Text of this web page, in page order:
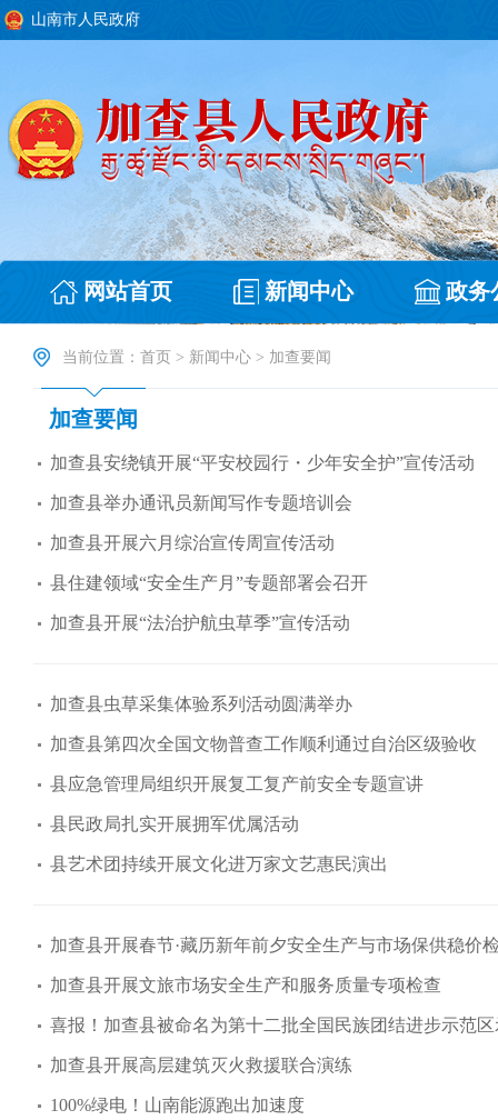
山南市人民政府
网站首页 新闻中心 政务
当前位置： 首页 > 新闻中心 > 加查要闻
加查要闻
加查县安绕镇开展“平安校园行・少年安全护”宣传活动
加查县举办通讯员新闻写作专题培训会
加查县开展六月综治宣传周宣传活动
县住建领域“安全生产月”专题部署会召开
加查县开展“法治护航虫草季”宣传活动
加查县虫草采集体验系列活动圆满举办
加查县第四次全国文物普查工作顺利通过自治区级验收
县应急管理局组织开展复工复产前安全专题宣讲
县民政局扎实开展拥军优属活动
县艺术团持续开展文化进万家文艺惠民演出
加查县开展春节·藏历新年前夕安全生产与市场保供稳价
加查县开展文旅市场安全生产和服务质量专项检查
喜报！加查县被命名为第十二批全国民族团结进步示范
加查县开展高层建筑灭火救援联合演练
100%绿电！山南能源跑出加速度